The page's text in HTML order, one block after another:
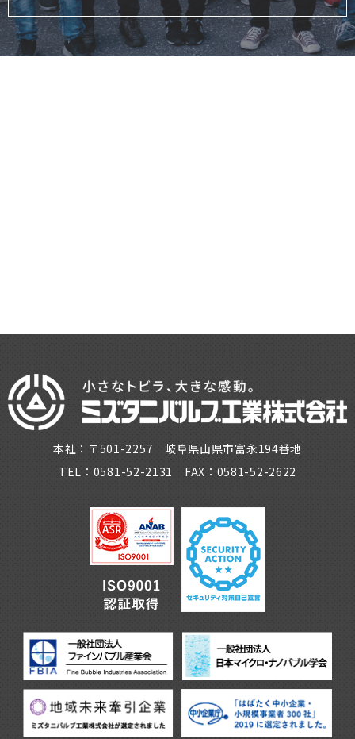
本社：〒501-2257 岐阜県山県市富永194番地
TEL：0581-52-2131 FAX：0581-52-2622